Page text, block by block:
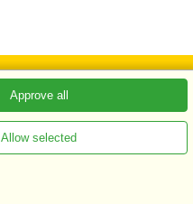
Approve all
Allow selected